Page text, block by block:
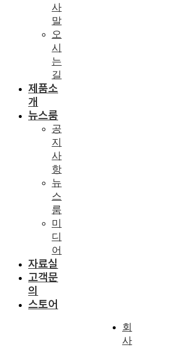
사
말
오
시
는
길
제품소
개
뉴스룸
공
지
사
항
뉴
스
룸
미
디
어
자료실
고객문
의
스토어
회
사